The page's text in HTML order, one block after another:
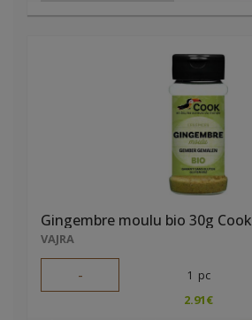
Gingembre moulu bio 30g Cook
VAJRA
- 1 pc
2.91€